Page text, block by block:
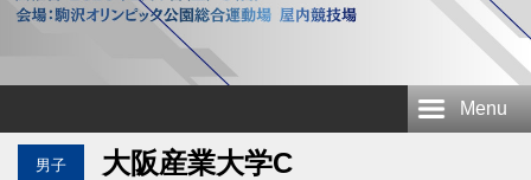
Menu
男子 大阪産業大学C